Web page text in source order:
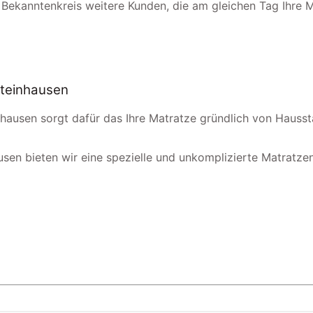
weitere Kunden, die am gleichen Tag Ihre
sorgt dafür das Ihre Matratze gründlich von
bieten wir eine spezielle und unkomplizierte